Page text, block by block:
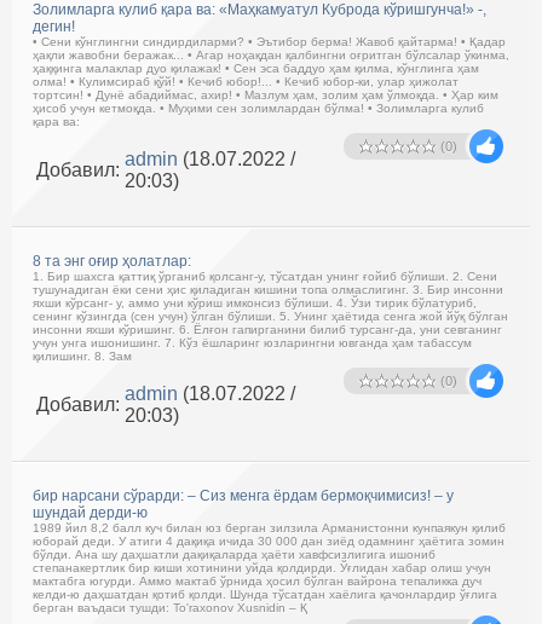
Золимларга кулиб қара ва: «Маҳкамуатул Куброда кўришгунча!» -,
дегин!
• Сени кўнглингни синдирдиларми? • Эътибор берма! Жавоб қайтарма! • Қадар
ҳақли жавобни беражак... • Агар ноҳақдан қалбингни оғритган бўлсалар ўкинма,
ҳаққинга малаклар дуо қилажак! • Сен эса баддуо ҳам қилма, кўнглинга ҳам
олма! • Кулимсираб қўй! • Кечиб юбор!... • Кечиб юбор-ки, улар ҳижолат
тортсин! • Дунё абадиймас, ахир! • Мазлум ҳам, золим ҳам ўлмоқда. • Ҳар ким
ҳисоб учун кетмоқда. • Муҳими сен золимлардан бўлма! • Золимларга кулиб
қара ва:
(0)
Добавил:
admin (18.07.2022 /
20:03)
8 та энг оғир ҳолатлар:
1. Бир шахсга қаттиқ ўрганиб қолсанг-у, тўсатдан унинг ғойиб бўлиши. 2. Сени
тушунадиган ёки сени ҳис қиладиган кишини топа олмаслигинг. 3. Бир инсонни
яхши кўрсанг- у, аммо уни кўриш имконсиз бўлиши. 4. Ўзи тирик бўлатуриб,
сенинг кўзингда (сен учун) ўлган бўлиши. 5. Унинг ҳаётида сенга жой йўқ бўлган
инсонни яхши кўришинг. 6. Ёлғон гапирганини билиб турсанг-да, уни севганинг
учун унга ишонишинг. 7. Кўз ёшларинг юзларингни ювганда ҳам табассум
қилишинг. 8. Зам
(0)
Добавил:
admin (18.07.2022 /
20:03)
бир нарсани сўрарди: – Сиз менга ёрдам бермоқчимисиз! – у
шундай дерди-ю
1989 йил 8,2 балл куч билан юз берган зилзила Арманистонни кунпаякун қилиб
юборай деди. У атиги 4 дақиқа ичида 30 000 дан зиёд одамнинг ҳаётига зомин
бўлди. Ана шу даҳшатли дақиқаларда ҳаёти хавфсизлигига ишониб
степанакертлик бир киши хотинини уйда қолдирди. Ўғлидан хабар олиш учун
мактабга югурди. Аммо мактаб ўрнида ҳосил бўлган вайрона тепаликка дуч
келди-ю даҳшатдан қотиб қолди. Шунда тўсатдан хаёлига қачонлардир ўғлига
берган ваъдаси тушди: To'raxonov Xusnidin – Қ